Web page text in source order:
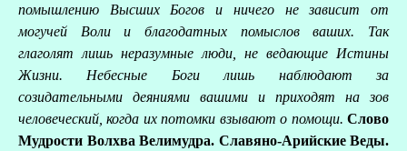
помышлению Высших Богов и ничего не зависит от
могучей Воли и благодатных помыслов ваших. Так
глаголят лишь неразумные люди, не ведающие Истины
Жизни. Небесные Боги лишь наблюдают за
созидательными деяниями вашими и приходят на зов
человеческий, когда их потомки взывают о помощи. Слово
Мудрости Волхва Велимудра. Славяно-Арийские Веды.